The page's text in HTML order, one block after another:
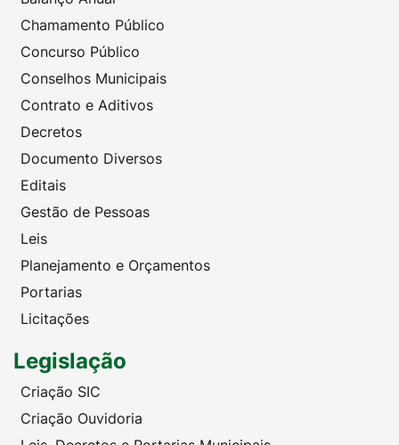
Chamamento Público
Concurso Público
Conselhos Municipais
Contrato e Aditivos
Decretos
Documento Diversos
Editais
Gestão de Pessoas
Leis
Planejamento e Orçamentos
Portarias
Licitações
Legislação
Criação SIC
Criação Ouvidoria